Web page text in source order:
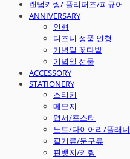
랜덤키링/ 플리퍼즈/피규어
ANNIVERSARY
인형
디즈니 정품 인형
기념일 꽃다발
기념일 선물
ACCESSORY
STATIONERY
스티커
메모지
엽서/포스터
노트/다이어리/플래너
필기류/문구류
핀뱃지/키링